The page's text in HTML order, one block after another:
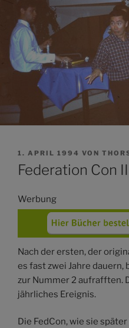
VERÖFFENTLICHT
AM
1. APRIL 1994 VON
Federation Con II
Werbung
Nach der ersten, der
es fast zwei Jahre
zur Nummer 2 aufrafften.
jährliches Ereignis.
Die FedCon, wie sie